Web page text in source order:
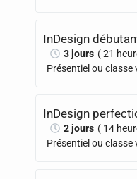
InDesign
3 jours ( 21
Présentiel ou classe
InDesign
2 jours ( 14
Présentiel ou classe